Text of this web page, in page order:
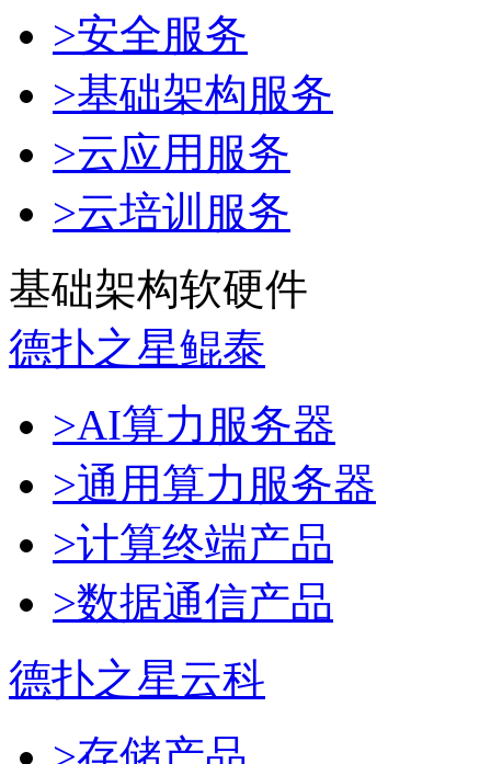
>安全服务
>基础架构服务
>云应用服务
>云培训服务
基础架构软硬件
德扑之星鲲泰
>AI算力服务器
>通用算力服务器
>计算终端产品
>数据通信产品
德扑之星云科